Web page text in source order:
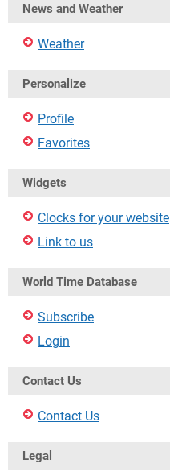
News and Weather
Weather
Personalize
Profile
Favorites
Widgets
Clocks for your website
Link to us
World Time Database
Subscribe
Login
Contact Us
Contact Us
Legal